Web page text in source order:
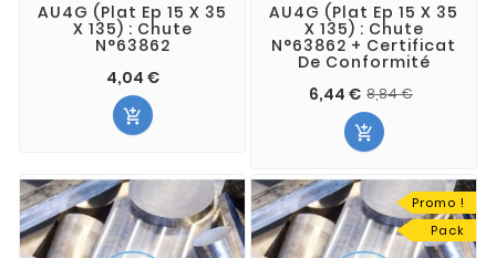
AU4G (Plat Ep 15 X 35
X 135) : Chute
N°63862
4,04 €

AU4G (Plat Ep 15 X 35
X 135) : Chute
N°63862 + Certificat
De Conformité
6,44 € 8,84 €

Promo !
Pack